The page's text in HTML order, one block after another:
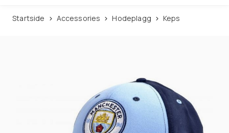
Startside Accessories Hodeplagg Keps